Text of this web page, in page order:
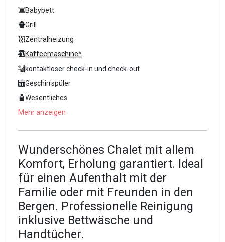
Babybett
Grill
Zentralheizung
Kaffeemaschine*
kontaktloser check-in und check-out
Geschirrspüler
Wesentliches
Mehr anzeigen
Wunderschönes Chalet mit allem
Komfort, Erholung garantiert. Ideal
für einen Aufenthalt mit der
Familie oder mit Freunden in den
Bergen. Professionelle Reinigung
inklusive Bettwäsche und
Handtücher.